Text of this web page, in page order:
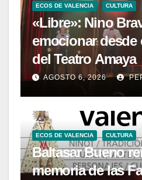
ECOS DE VALENCIA CULTURA
«Libre»: Nino
emocionar desde
del Teatro Amaya
AGOSTO 6, 2026
ECOS DE VALENCIA CULTURA
Baltasar Bueno
memoria de las